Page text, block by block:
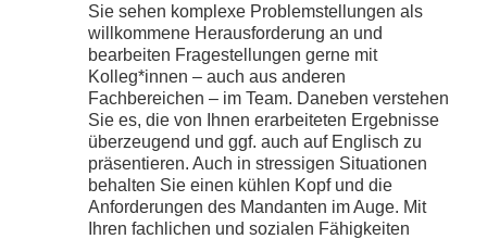
Sie sehen komplexe Problemstellungen als
willkommene Herausforderung an und
bearbeiten Fragestellungen gerne mit
Kolleg*innen – auch aus anderen
Fachbereichen – im Team. Daneben verstehen
Sie es, die von Ihnen erarbeiteten Ergebnisse
überzeugend und ggf. auch auf Englisch zu
präsentieren. Auch in stressigen Situationen
behalten Sie einen kühlen Kopf und die
Anforderungen des Mandanten im Auge. Mit
Ihren fachlichen und sozialen Fähigkeiten